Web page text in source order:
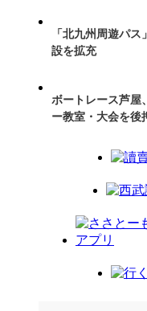
「北九州周遊パ
設を拡充
ボートレース芦
ー教室・大会を後